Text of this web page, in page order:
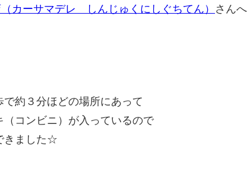
カーサマデレ しんじゅくにしぐちてん） さんへ
約３分ほどの場所にあって
（コンビニ）が入っているので
きました☆